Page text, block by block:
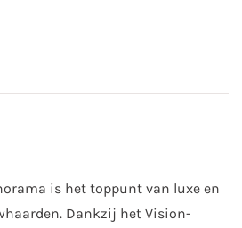
is het toppunt van luxe en
Dankzij het Vision-